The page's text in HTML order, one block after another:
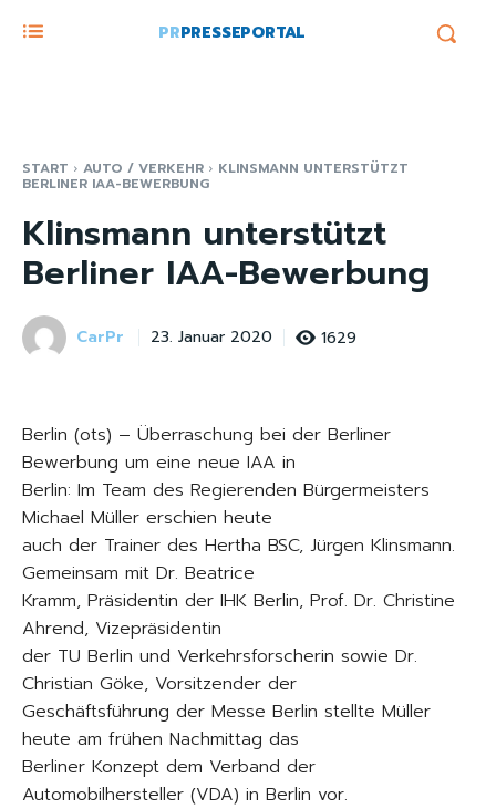
PRPRESSEPORTAL
START AUTO / VERKEHR KLINSMANN UNTERSTÜTZT
BERLINER IAA-BEWERBUNG
Klinsmann unterstützt
Berliner IAA-Bewerbung
CarPr 23. Januar 2020 1629
Berlin (ots) – Überraschung bei der Berliner
Bewerbung um eine neue IAA in
Berlin: Im Team des Regierenden Bürgermeisters
Michael Müller erschien heute
auch der Trainer des Hertha BSC, Jürgen Klinsmann.
Gemeinsam mit Dr. Beatrice
Kramm, Präsidentin der IHK Berlin, Prof. Dr. Christine
Ahrend, Vizepräsidentin
der TU Berlin und Verkehrsforscherin sowie Dr.
Christian Göke, Vorsitzender der
Geschäftsführung der Messe Berlin stellte Müller
heute am frühen Nachmittag das
Berliner Konzept dem Verband der
Automobilhersteller (VDA) in Berlin vor.